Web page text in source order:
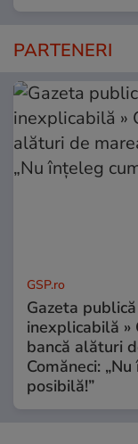
PARTENERI
GSP.ro
Gazeta
inexplicabilă »
bancă alături
Comăneci:
posibilă!”